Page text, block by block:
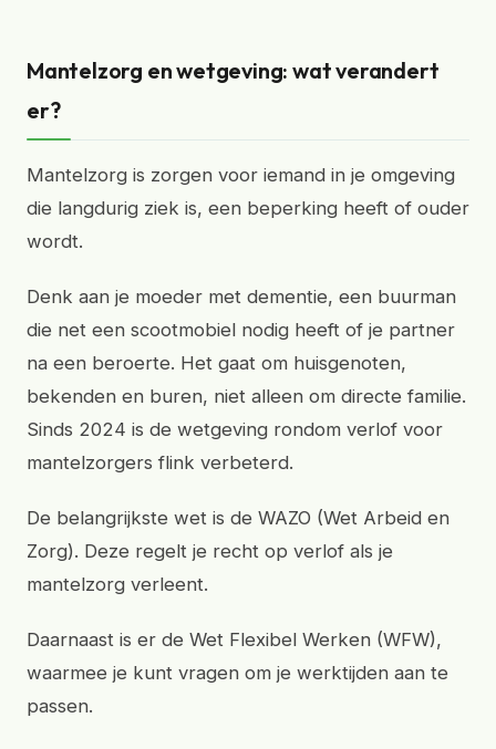
Mantelzorg en wetgeving: wat verandert
er?
Mantelzorg is zorgen voor iemand in je omgeving
die langdurig ziek is, een beperking heeft of ouder
wordt.
Denk aan je moeder met dementie, een buurman
die net een scootmobiel nodig heeft of je partner
na een beroerte. Het gaat om huisgenoten,
bekenden en buren, niet alleen om directe familie.
Sinds 2024 is de wetgeving rondom verlof voor
mantelzorgers flink verbeterd.
De belangrijkste wet is de WAZO (Wet Arbeid en
Zorg). Deze regelt je recht op verlof als je
mantelzorg verleent.
Daarnaast is er de Wet Flexibel Werken (WFW),
waarmee je kunt vragen om je werktijden aan te
passen.